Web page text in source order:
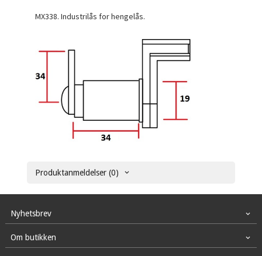
MX338. Industrilås for hengelås.
Produktanmeldelser (0)
Nyhetsbrev
Om butikken